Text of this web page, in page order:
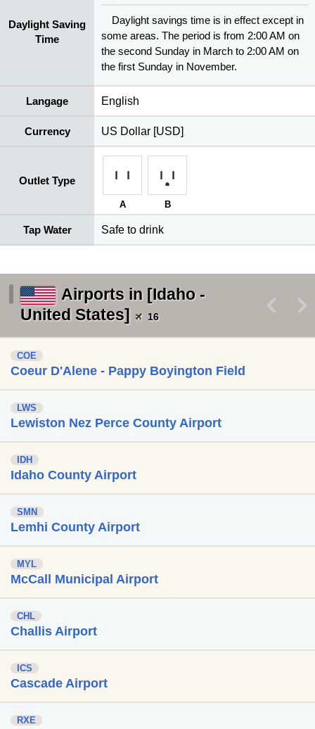
Daylight Saving
Time
Daylight savings time is in effect except in
some areas. The period is from 2:00 AM on
the second Sunday in March to 2:00 AM on
the first Sunday in November.
Langage English
Currency US Dollar [USD]
Outlet Type
A B
Tap Water Safe to drink
Airports in [Idaho -
United States]
16
COE
Coeur D'Alene - Pappy Boyington Field
LWS
Lewiston Nez Perce County Airport
IDH
Idaho County Airport
SMN
Lemhi County Airport
MYL
McCall Municipal Airport
CHL
Challis Airport
ICS
Cascade Airport
RXE